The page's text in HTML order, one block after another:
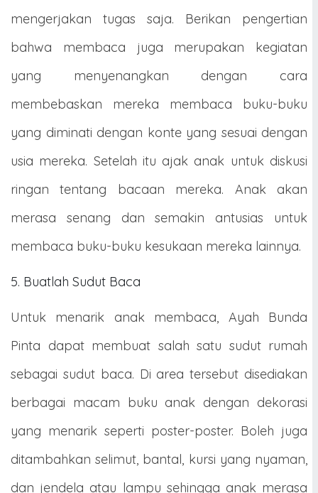
mengerjakan tugas saja. Berikan pengertian
bahwa membaca juga merupakan kegiatan
yang menyenangkan dengan cara
membebaskan mereka membaca buku-buku
yang diminati dengan konte yang sesuai dengan
usia mereka. Setelah itu ajak anak untuk diskusi
ringan tentang bacaan mereka. Anak akan
merasa senang dan semakin antusias untuk
membaca buku-buku kesukaan mereka lainnya.
5. Buatlah Sudut Baca
Untuk menarik anak membaca, Ayah Bunda
Pinta dapat membuat salah satu sudut rumah
sebagai sudut baca. Di area tersebut disediakan
berbagai macam buku anak dengan dekorasi
yang menarik seperti poster-poster. Boleh juga
ditambahkan selimut, bantal, kursi yang nyaman,
dan jendela atau lampu sehingga anak merasa